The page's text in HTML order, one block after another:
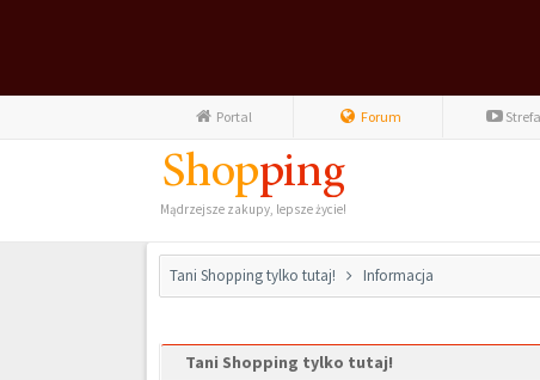
Portal Forum
Mądrzejsze zakupy, lepsze życie!
Tani Shopping tylko tutaj! Informacja
Tani Shopping tylko tutaj!